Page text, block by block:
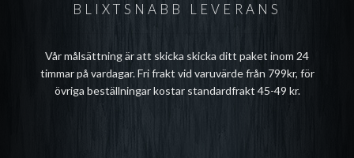
BLIXTSNABB LEVERANS
Vår målsättning är att skicka skicka ditt paket inom 24
timmar på vardagar. Fri frakt vid varuvärde från 799kr, för
övriga beställningar kostar standardfrakt 45-49 kr.